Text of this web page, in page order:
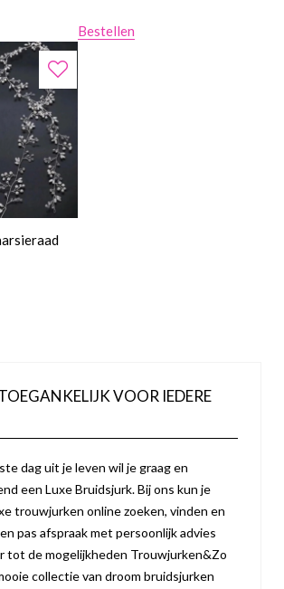
Bestellen
VOOR IEDERE
dag uit je leven wil je graag en
een Luxe Bruidsjurk. Bij ons kun je
trouwjurken online zoeken, vinden en
pas afspraak met persoonlijk advies
tot de mogelijkheden Trouwjurken&Zo
collectie van droom bruidsjurken